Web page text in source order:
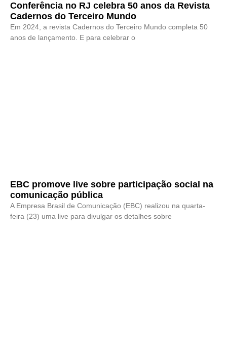
Conferência no RJ celebra 50 anos da Revista
Cadernos do Terceiro Mundo
Em 2024, a revista Cadernos do Terceiro Mundo completa 50
anos de lançamento. E para celebrar o
EBC promove live sobre participação social na
comunicação pública
A Empresa Brasil de Comunicação (EBC) realizou na quarta-
feira (23) uma live para divulgar os detalhes sobre